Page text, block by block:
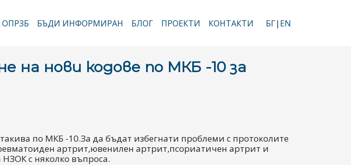
към
ОПРЗБ БЪДИ ИНФОРМИРАН БЛОГ ПРОЕКТИ КОНТАКТИ БГ EN
на нови кодове по МКБ -10 за
по МКБ -10.За да бъдат избегнати проблеми с протоколите
артрит,ювенилен артрит,псориатичен артрит и
с няколко въпроса.